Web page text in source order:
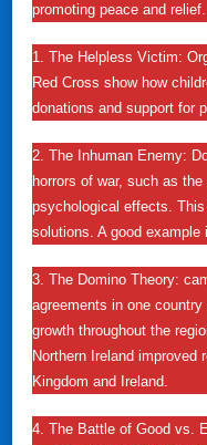
promoting peace and relief.
1. The Helpless Victim:
Red Cross show how
donations and support for
2. The Inhuman Enemy:
horrors of war, such as
psychological effects.
solutions. A good
3. The Domino Theory:
agreements in one
growth throughout the
Northern Ireland improved
Kingdom and Ireland.
4. The Battle of Good vs.